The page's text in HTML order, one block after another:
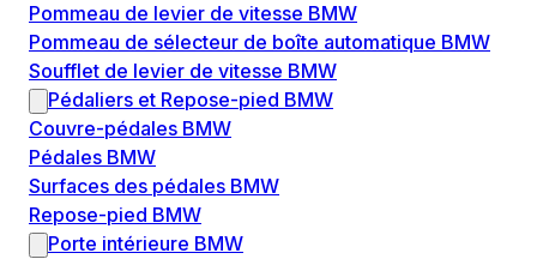
Pommeau de levier de vitesse BMW
Pommeau de sélecteur de boîte automatique BMW
Soufflet de levier de vitesse BMW
Pédaliers et Repose-pied BMW
Couvre-pédales BMW
Pédales BMW
Surfaces des pédales BMW
Repose-pied BMW
Porte intérieure BMW